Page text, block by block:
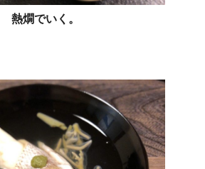
熱燗でいく。